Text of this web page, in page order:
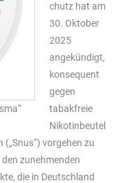
chutz hat am
30. Oktober
2025
angekündigt,
konsequent
gegen
tabakfreie
Nikotinbeutel
vorgehen zu
zunehmenden
die in Deutschland